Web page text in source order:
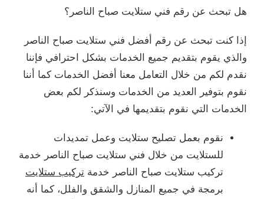
هل تبحث عن رقم فني ستلايت صباح الناصر؟
إذا كنت تبحث عن رقم أفضل فني ستلايت صباح الناصر
والذي يقوم بتقديم جميع الخدمات بشكل احترافي فإننا
نقدم لكم من خلال التعامل معنا أفضل الخدمات كما أننا
نقوم بتوفير العديد من الخدمات وسنذكر لكم بعض
الخدمات التي نقوم بتقديمها في الآتي:
نقوم بعمل تصليح ستلايت وعمل تمديدات
للستلايت من خلال فني ستلايت صباح الناصر خدمة
تركيب ستلايت صباح الناصر خدمة تركيب ستلايت
برمجة في جميع المنازل والشقق والفلل، كما أنه